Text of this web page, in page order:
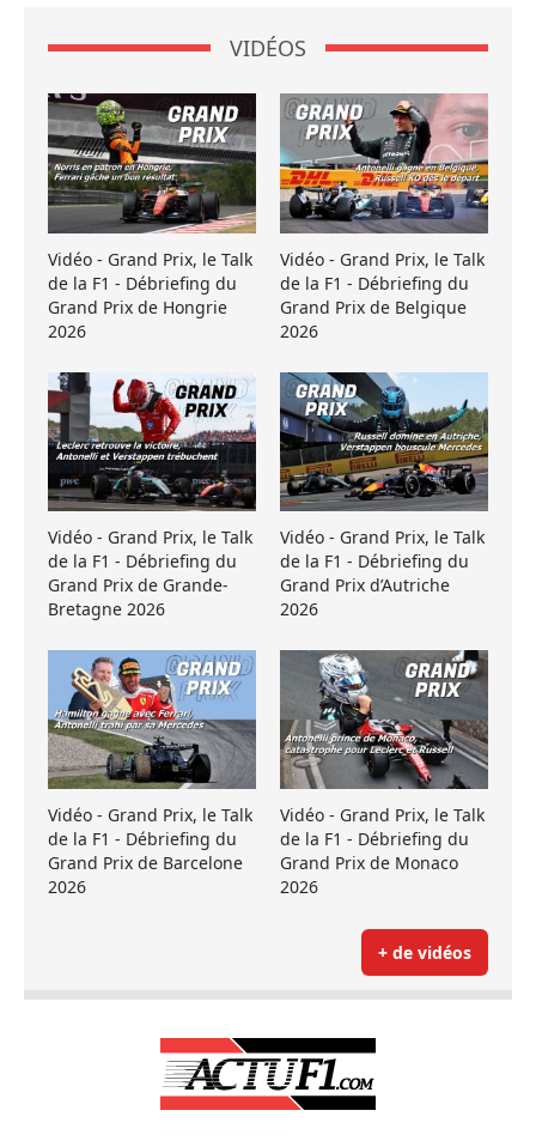
VIDÉOS
Vidéo - Grand Prix, le Talk
de la F1 - Débriefing du
Grand Prix de Hongrie
2026
Vidéo - Grand Prix, le Talk
de la F1 - Débriefing du
Grand Prix de Belgique
2026
Vidéo - Grand Prix, le Talk
de la F1 - Débriefing du
Grand Prix de Grande-
Bretagne 2026
Vidéo - Grand Prix, le Talk
de la F1 - Débriefing du
Grand Prix d’Autriche
2026
Vidéo - Grand Prix, le Talk
de la F1 - Débriefing du
Grand Prix de Barcelone
2026
Vidéo - Grand Prix, le Talk
de la F1 - Débriefing du
Grand Prix de Monaco
2026
+ de vidéos